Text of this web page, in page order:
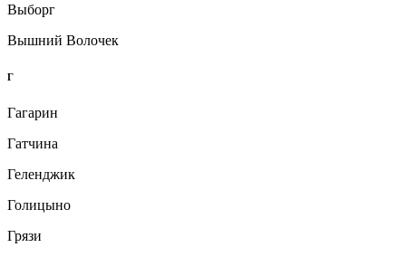
Выборг
Вышний Волочек
Г
Гагарин
Гатчина
Геленджик
Голицыно
Грязи